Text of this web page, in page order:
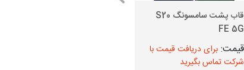
قاب پشت سامسونگ S20
FE 5G
برای دریافت قیمت با
شرکت تماس بگیرید